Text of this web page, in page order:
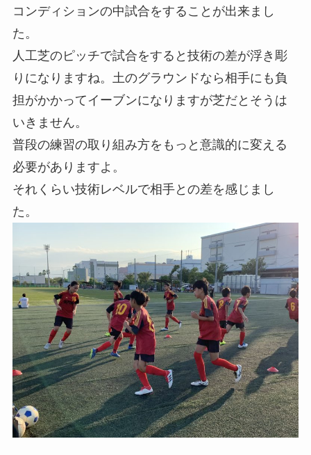
コンディションの中試合をすることが出来まし
た。
人工芝のピッチで試合をすると技術の差が浮き彫
りになりますね。土のグラウンドなら相手にも負
担がかかってイーブンになりますが芝だとそうは
いきません。
普段の練習の取り組み方をもっと意識的に変える
必要がありますよ。
それくらい技術レベルで相手との差を感じまし
た。